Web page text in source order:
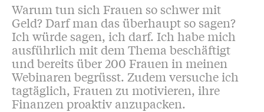
Warum tun sich Frauen so schwer mit
Geld? Darf man das überhaupt so sagen?
Ich würde sagen, ich darf. Ich habe mich
ausführlich mit dem Thema beschäftigt
und bereits über 200 Frauen in meinen
Webinaren begrüsst. Zudem versuche ich
tagtäglich, Frauen zu motivieren, ihre
Finanzen proaktiv anzupacken.